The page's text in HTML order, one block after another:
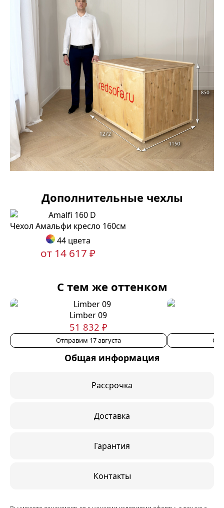
Дополнительные чехлы
Чехол Амальфи кресло 160см
44 цвета
от 14 617 ₽
С тем же оттенком
Limber 09
51 832 ₽
Отправим 17 августа
Общая информация
Рассрочка
Доставка
Гарантия
Контакты